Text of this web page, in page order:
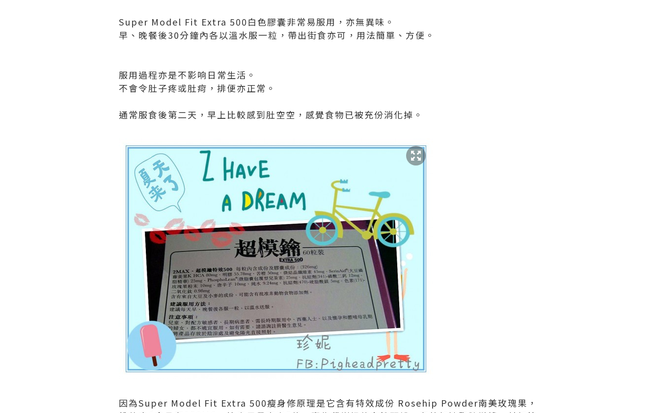
Super Model Fit Extra 500白色膠囊非常易服用，亦無異味。
早、晚餐後30分鐘內各以溫水服一粒，帶出街食亦可，用法簡單、方便。
服用過程亦是不影响日常生活。
不會令肚子疼或肚疴，排便亦正常。
通常服食後第二天，早上比較感到肚空空，感覺食物已被充份消化掉。
因為Super Model Fit Extra 500瘦身修原理是它含有特效成份 Rosehip Powder南美玫瑰果，